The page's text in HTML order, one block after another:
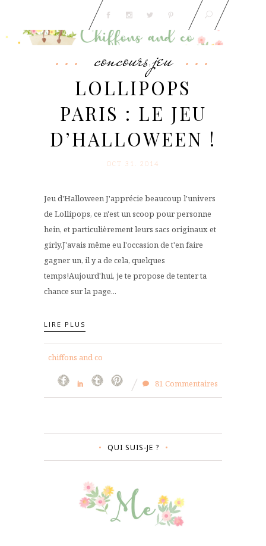
concours,jeu
LOLLIPOPS
PARIS : LE JEU
D’HALLOWEEN !
OCT 31. 2014
Jeu d'Halloween J'apprécie beaucoup l'univers
de Lollipops, ce n'est un scoop pour personne
hein, et particulièrement leurs sacs originaux et
girly.J'avais même eu l'occasion de t'en faire
gagner un, il y a de cela, quelques
temps!Aujourd'hui, je te propose de tenter ta
chance sur la page...
LIRE PLUS
chiffons and co
81 Commentaires
QUI SUIS-JE ?